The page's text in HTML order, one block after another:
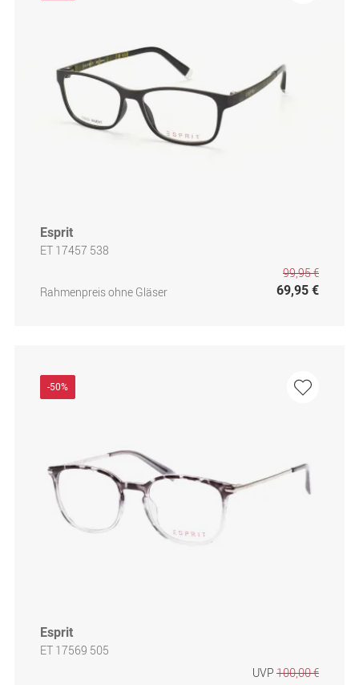
Esprit
ET 17457 538
Rahmenpreis ohne Gläser
99,95 €
69,95 €
-50%
Esprit
ET 17569 505
UVP 100,00 €